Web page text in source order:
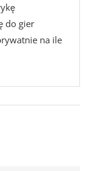
do gier
na ile